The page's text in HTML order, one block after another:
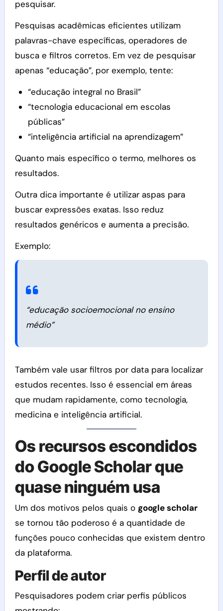
pesquisar.
Pesquisas acadêmicas eficientes utilizam
palavras-chave específicas, operadores de
busca e filtros corretos. Em vez de pesquisar
apenas “educação”, por exemplo, tente:
“educação integral no Brasil”
“tecnologia educacional em escolas
públicas”
“inteligência artificial na aprendizagem”
Quanto mais específico o termo, melhores os
resultados.
Outra dica importante é utilizar aspas para
buscar expressões exatas. Isso reduz
resultados genéricos e aumenta a precisão.
Exemplo:
“educação socioemocional no ensino
médio”
Também vale usar filtros por data para localizar
estudos recentes. Isso é essencial em áreas
que mudam rapidamente, como tecnologia,
medicina e inteligência artificial.
Os recursos escondidos
do Google Scholar que
quase ninguém usa
Um dos motivos pelos quais o google scholar
se tornou tão poderoso é a quantidade de
funções pouco conhecidas que existem dentro
da plataforma.
Perfil de autor
Pesquisadores podem criar perfis públicos